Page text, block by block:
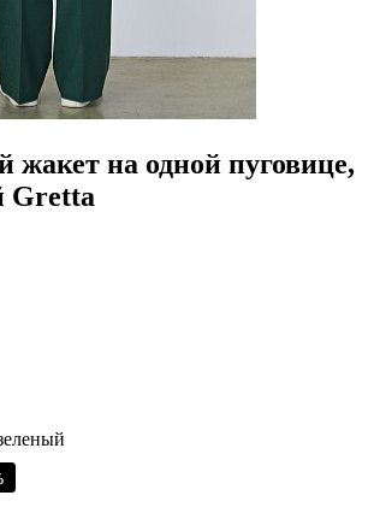
жакет на одной пуговице,
Gretta